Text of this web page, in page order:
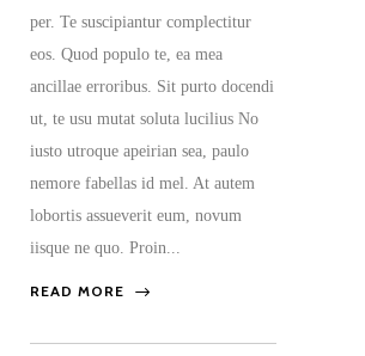
per. Te suscipiantur complectitur
eos. Quod populo te, ea mea
ancillae erroribus. Sit purto docendi
ut, te usu mutat soluta lucilius No
iusto utroque apeirian sea, paulo
nemore fabellas id mel. At autem
lobortis assueverit eum, novum
iisque ne quo. Proin...
READ MORE